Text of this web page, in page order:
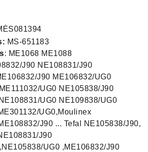
MS-651183
: ME1068 ME1088
J90 NE108831/J90
J90 ME106832/UG0
UG0 NE105838/J90
UG0 NE109838/UG0
UG0,Moulinex
J90 ... Tefal NE105838/J90,
J90
UG0 ,ME106832/J90